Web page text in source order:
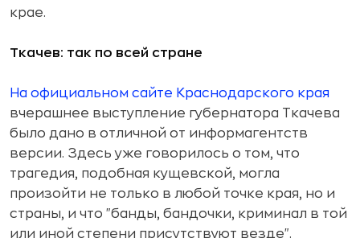
крае.
Ткачев: так по всей стране
На официальном сайте Краснодарского края
вчерашнее выступление губернатора Ткачева
было дано в отличной от информагентств
версии. Здесь уже говорилось о том, что
трагедия, подобная кущевской, могла
произойти не только в любой точке края, но и
страны, и что "банды, бандочки, криминал в той
или иной степени присутствуют везде".